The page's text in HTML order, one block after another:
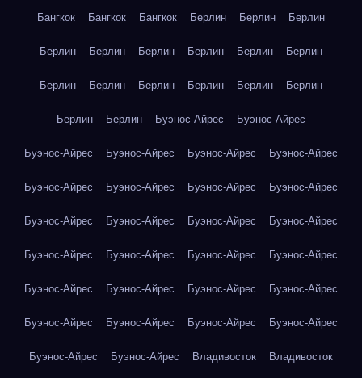
Бангкок Бангкок Бангкок Берлин Берлин Берлин
Берлин Берлин Берлин Берлин Берлин Берлин
Берлин Берлин Берлин Берлин Берлин Берлин
Берлин Берлин Буэнос-Айрес Буэнос-Айрес
Буэнос-Айрес Буэнос-Айрес Буэнос-Айрес Буэнос-Айрес
Буэнос-Айрес Буэнос-Айрес Буэнос-Айрес Буэнос-Айрес
Буэнос-Айрес Буэнос-Айрес Буэнос-Айрес Буэнос-Айрес
Буэнос-Айрес Буэнос-Айрес Буэнос-Айрес Буэнос-Айрес
Буэнос-Айрес Буэнос-Айрес Буэнос-Айрес Буэнос-Айрес
Буэнос-Айрес Буэнос-Айрес Буэнос-Айрес Буэнос-Айрес
Буэнос-Айрес Буэнос-Айрес Владивосток Владивосток